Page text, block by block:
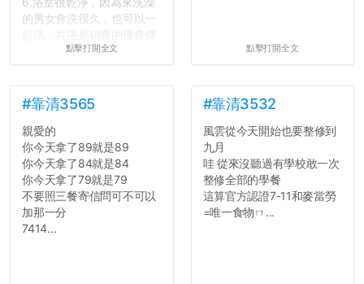
的男女會洗很久，也可以一
舍房間，都歡迎留言讓我知
道...
點擊打開全文 點擊打開全文
#靠清3565
親愛的
你今天拿了89就是89
你今天拿了84就是84
你今天拿了79就是79
不要照三餐寄信問可不可以
加那一分
7414...
#靠清3532
風雲從今天開始也要整修到
九月
哇 從來沒聽過有學校敢一次
整修全部的學餐
這算官方認證7-11和麥當勞
=唯一食物ㄇ...